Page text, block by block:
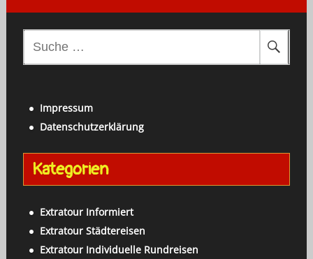
e
n
a
h
Impressum
Datenschutzerklärung
Kategorien
Extratour Informiert
Extratour Städtereisen
Extratour Individuelle Rundreisen